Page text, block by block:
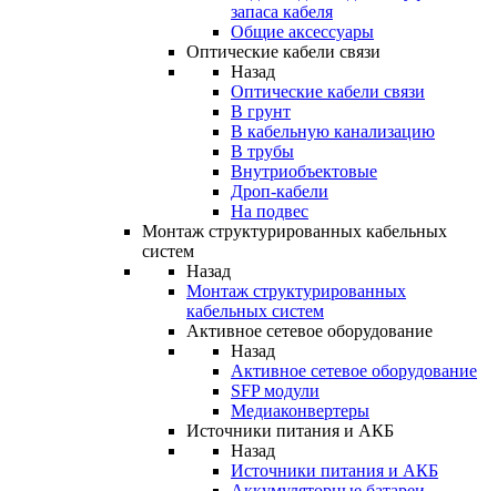
запаса кабеля
Общие аксессуары
Оптические кабели связи
Назад
Оптические кабели связи
В грунт
В кабельную канализацию
В трубы
Внутриобъектовые
Дроп-кабели
На подвес
Монтаж структурированных кабельных
систем
Назад
Монтаж структурированных
кабельных систем
Активное сетевое оборудование
Назад
Активное сетевое оборудование
SFP модули
Медиаконвертеры
Источники питания и АКБ
Назад
Источники питания и АКБ